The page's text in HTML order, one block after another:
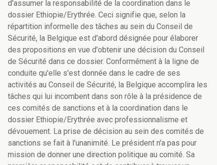
d'assumer la responsabilité de la coordination dans le
dossier Ethiopie/Erythrée. Ceci signifie que, selon la
répartition informelle des tâches au sein du Conseil de
Sécurité, la Belgique est d'abord désignée pour élaborer
des propositions en vue d'obtenir une décision du Conseil
de Sécurité dans ce dossier. Conformément à la ligne de
conduite qu'elle s'est donnée dans le cadre de ses
activités au Conseil de Sécurité, la Belgique accomplira les
tâches qui lui incombent dans son rôle à la présidence de
ces comités de sanctions et à la coordination dans le
dossier Ethiopie/Erythrée avec professionnalisme et
dévouement. La prise de décision au sein des comités de
sanctions se fait à l'unanimité. Le président n'a pas pour
mission de donner une direction politique au comité. Sa